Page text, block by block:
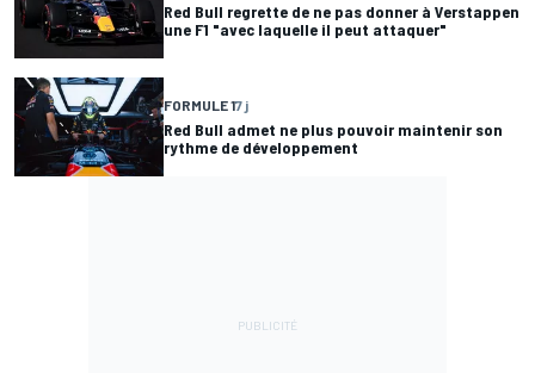
Red Bull regrette de ne pas donner à Verstappen
une F1 "avec laquelle il peut attaquer"
FORMULE 17 j
Red Bull admet ne plus pouvoir maintenir son
rythme de développement